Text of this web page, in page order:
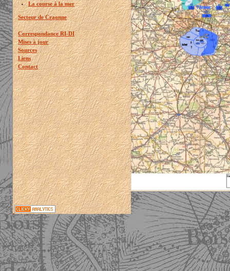
La course à la mer
Secteur de Craonne
Correspondance RI-DI
Mises à jour
Sources
Liens
Contact